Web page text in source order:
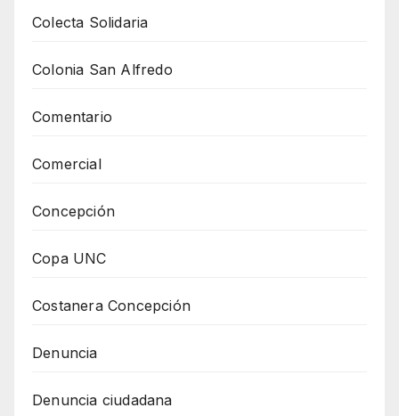
Colecta Solidaria
Colonia San Alfredo
Comentario
Comercial
Concepción
Copa UNC
Costanera Concepción
Denuncia
Denuncia ciudadana